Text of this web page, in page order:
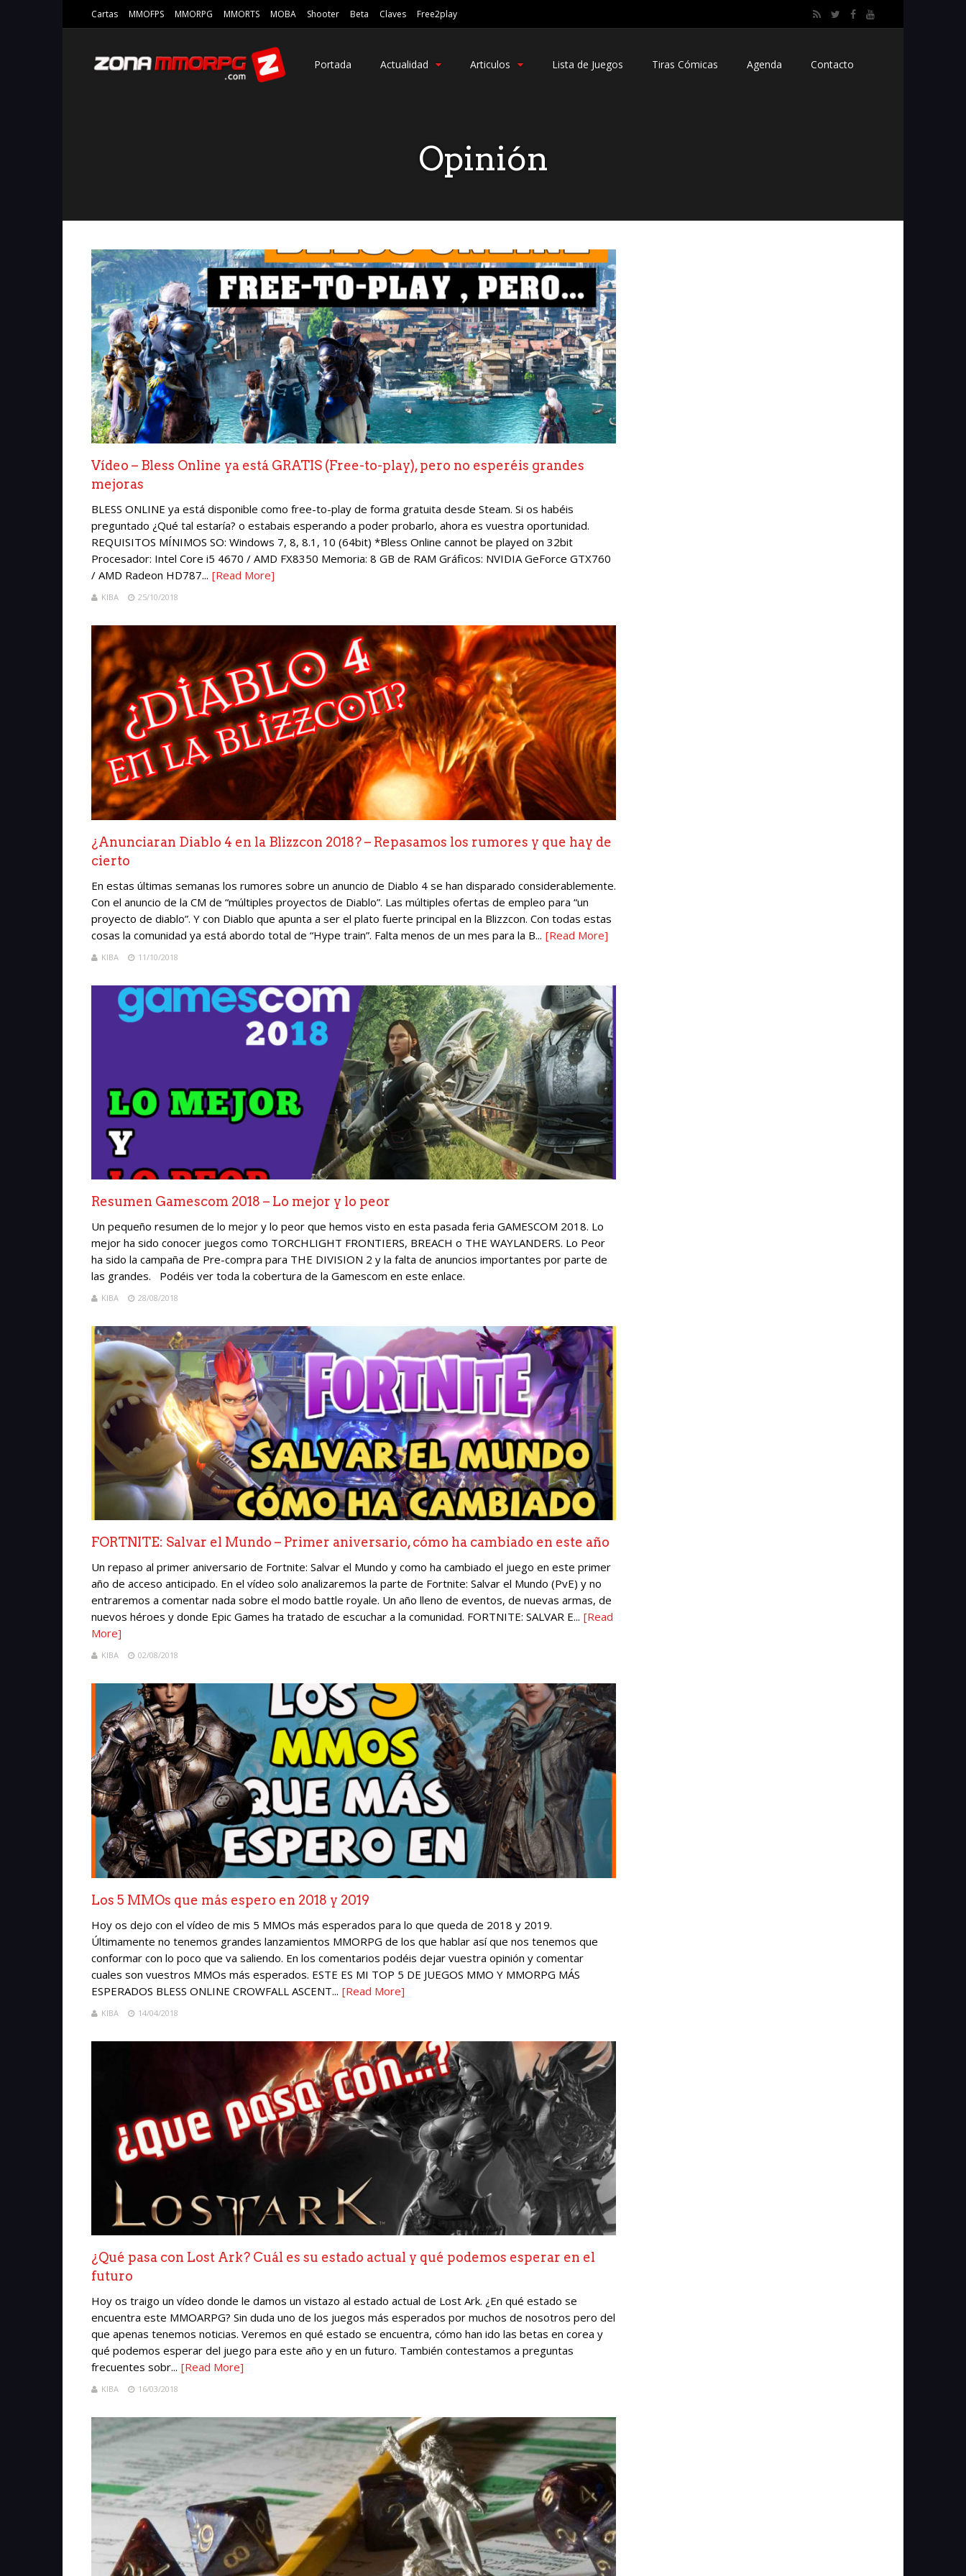
Cartas MMOFPS MMORPG MMORTS MOBA Shooter Beta Claves Free2play
Portada Actualidad Articulos Lista de Juegos Tiras Cómicas Agenda Contacto
Opinión
Vídeo – Bless Online ya está GRATIS (Free-to-play), pero no esperéis grandes
mejoras
BLESS ONLINE ya está disponible como free-to-play de forma gratuita desde Steam. Si os habéis
preguntado ¿Qué tal estaría? o estabais esperando a poder probarlo, ahora es vuestra oportunidad.
REQUISITOS MÍNIMOS SO: Windows 7, 8, 8.1, 10 (64bit) *Bless Online cannot be played on 32bit
Procesador: Intel Core i5 4670 / AMD FX8350 Memoria: 8 GB de RAM Gráficos: NVIDIA GeForce GTX760
/ AMD Radeon HD787... [Read More]
KIBA 25/10/2018
¿Anunciaran Diablo 4 en la Blizzcon 2018? – Repasamos los rumores y que hay de
cierto
En estas últimas semanas los rumores sobre un anuncio de Diablo 4 se han disparado considerablemente.
Con el anuncio de la CM de “múltiples proyectos de Diablo”. Las múltiples ofertas de empleo para “un
proyecto de diablo”. Y con Diablo que apunta a ser el plato fuerte principal en la Blizzcon. Con todas estas
cosas la comunidad ya está abordo total de “Hype train”. Falta menos de un mes para la B... [Read More]
KIBA 11/10/2018
Resumen Gamescom 2018 – Lo mejor y lo peor
Un pequeño resumen de lo mejor y lo peor que hemos visto en esta pasada feria GAMESCOM 2018. Lo
mejor ha sido conocer juegos como TORCHLIGHT FRONTIERS, BREACH o THE WAYLANDERS. Lo Peor
ha sido la campaña de Pre-compra para THE DIVISION 2 y la falta de anuncios importantes por parte de
las grandes. Podéis ver toda la cobertura de la Gamescom en este enlace.
KIBA 28/08/2018
FORTNITE: Salvar el Mundo – Primer aniversario, cómo ha cambiado en este año
Un repaso al primer aniversario de Fortnite: Salvar el Mundo y como ha cambiado el juego en este primer
año de acceso anticipado. En el vídeo solo analizaremos la parte de Fortnite: Salvar el Mundo (PvE) y no
entraremos a comentar nada sobre el modo battle royale. Un año lleno de eventos, de nuevas armas, de
nuevos héroes y donde Epic Games ha tratado de escuchar a la comunidad. FORTNITE: SALVAR E... [Read
More]
KIBA 02/08/2018
Los 5 MMOs que más espero en 2018 y 2019
Hoy os dejo con el vídeo de mis 5 MMOs más esperados para lo que queda de 2018 y 2019.
Últimamente no tenemos grandes lanzamientos MMORPG de los que hablar así que nos tenemos que
conformar con lo poco que va saliendo. En los comentarios podéis dejar vuestra opinión y comentar
cuales son vuestros MMOs más esperados. ESTE ES MI TOP 5 DE JUEGOS MMO Y MMORPG MÁS
ESPERADOS BLESS ONLINE CROWFALL ASCENT... [Read More]
KIBA 14/04/2018
¿Qué pasa con Lost Ark? Cuál es su estado actual y qué podemos esperar en el
futuro
Hoy os traigo un vídeo donde le damos un vistazo al estado actual de Lost Ark. ¿En qué estado se
encuentra este MMOARPG? Sin duda uno de los juegos más esperados por muchos de nosotros pero del
que apenas tenemos noticias. Veremos en qué estado se encuentra, cómo han ido las betas en corea y
qué podemos esperar del juego para este año y en un futuro. También contestamos a preguntas
frecuentes sobr... [Read More]
KIBA 16/03/2018